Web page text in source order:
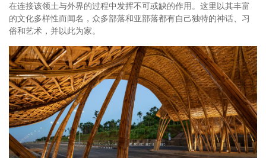
在连接该领土与外界的过程中发挥不可或缺的作用。这里以其丰富
的文化多样性而闻名，众多部落和亚部落都有自己独特的神话、习
俗和艺术，并以此为家。